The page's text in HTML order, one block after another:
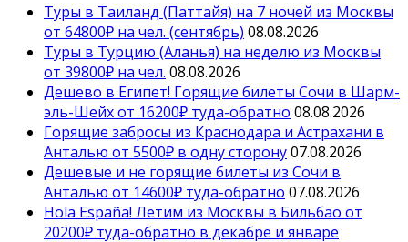
Туры в Таиланд (Паттайя) на 7 ночей из Москвы
от 64800₽ на чел. (сентябрь) 08.08.2026
Туры в Турцию (Аланья) на неделю из Москвы
от 39800₽ на чел. 08.08.2026
Дешево в Египет! Горящие билеты Сочи в Шарм-
эль-Шейх от 16200₽ туда-обратно 08.08.2026
Горящие забросы из Краснодара и Астрахани в
Анталью от 5500₽ в одну сторону07.08.2026
Дешевые и не горящие билеты из Сочи в
Анталью от 14600₽ туда-обратно 07.08.2026
Hola España! Летим из Москвы в Бильбао от
20200₽ туда-обратно в декабре и январе